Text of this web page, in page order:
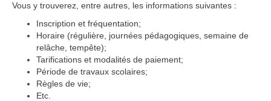
Vous y trouverez, entre autres, les informations suivantes :
Inscription et fréquentation;
Horaire (régulière, journées pédagogiques, semaine de
relâche, tempête);
Tarifications et modalités de paiement;
Période de travaux scolaires;
Règles de vie;
Etc.